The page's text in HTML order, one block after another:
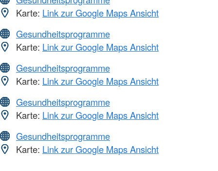
Karte: Link zur Google Maps Ansicht
Gesundheitsprogramme
Karte: Link zur Google Maps Ansicht
Gesundheitsprogramme
Karte: Link zur Google Maps Ansicht
Gesundheitsprogramme
Karte: Link zur Google Maps Ansicht
Gesundheitsprogramme
Karte: Link zur Google Maps Ansicht